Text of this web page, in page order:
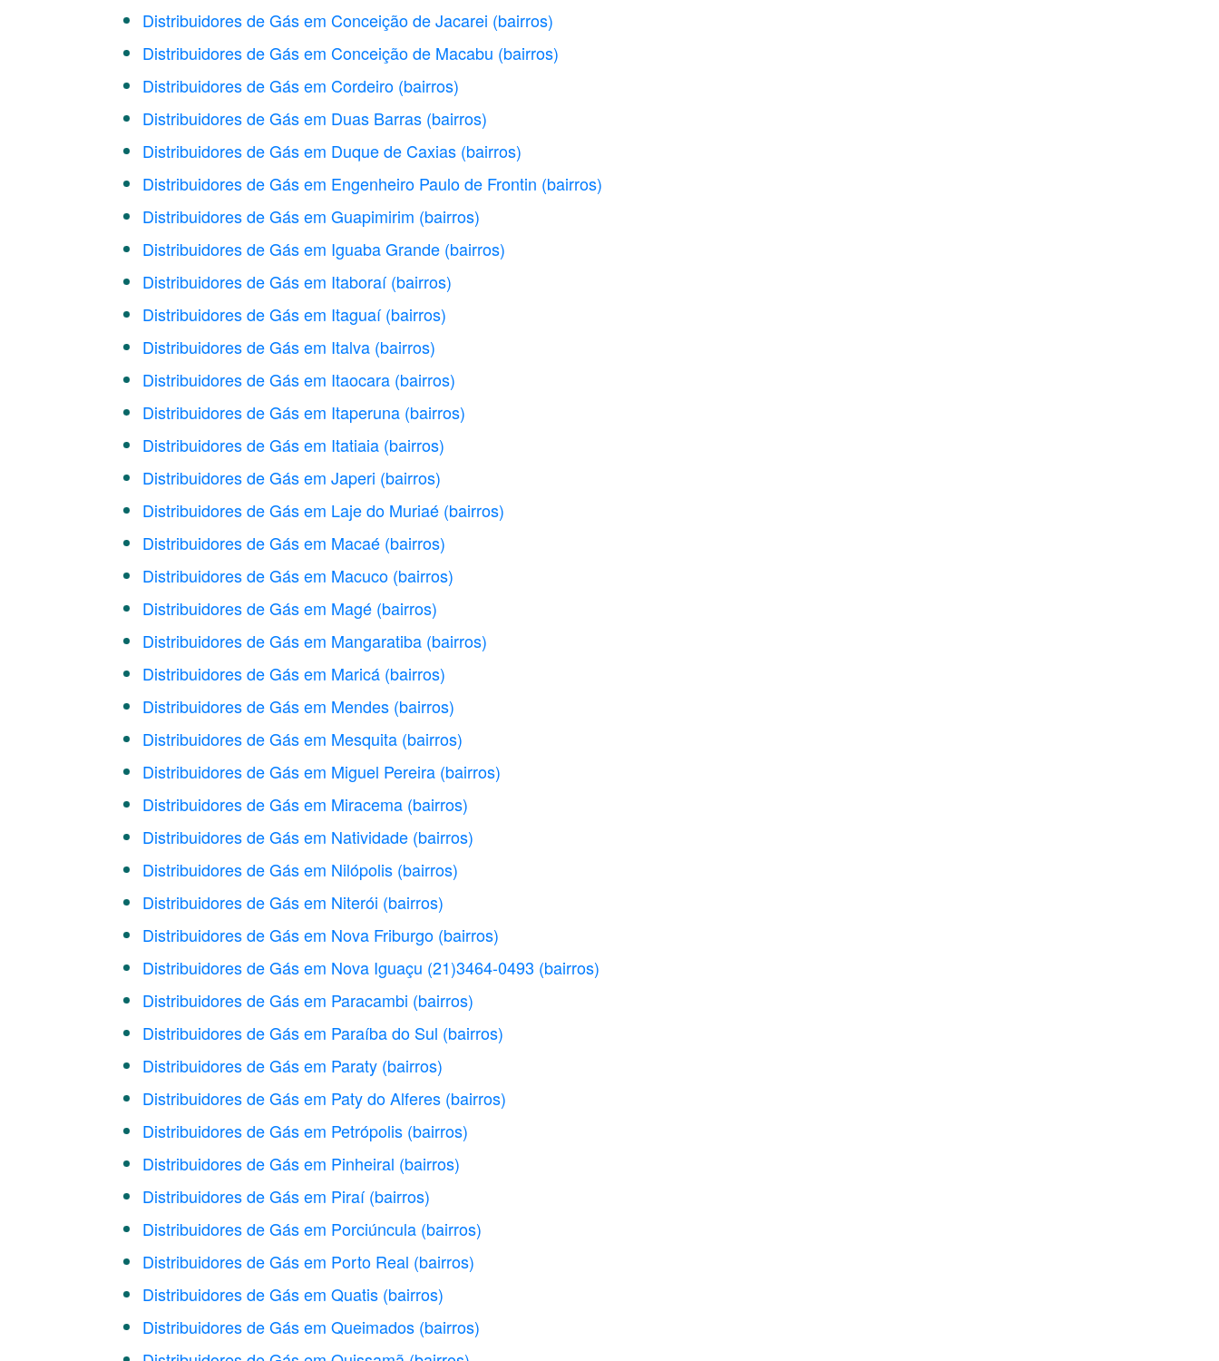
Distribuidores de Gás em Conceição de Jacarei (bairros)
Distribuidores de Gás em Conceição de Macabu (bairros)
Distribuidores de Gás em Cordeiro (bairros)
Distribuidores de Gás em Duas Barras (bairros)
Distribuidores de Gás em Duque de Caxias (bairros)
Distribuidores de Gás em Engenheiro Paulo de Frontin (bairros)
Distribuidores de Gás em Guapimirim (bairros)
Distribuidores de Gás em Iguaba Grande (bairros)
Distribuidores de Gás em Itaboraí (bairros)
Distribuidores de Gás em Itaguaí (bairros)
Distribuidores de Gás em Italva (bairros)
Distribuidores de Gás em Itaocara (bairros)
Distribuidores de Gás em Itaperuna (bairros)
Distribuidores de Gás em Itatiaia (bairros)
Distribuidores de Gás em Japeri (bairros)
Distribuidores de Gás em Laje do Muriaé (bairros)
Distribuidores de Gás em Macaé (bairros)
Distribuidores de Gás em Macuco (bairros)
Distribuidores de Gás em Magé (bairros)
Distribuidores de Gás em Mangaratiba (bairros)
Distribuidores de Gás em Maricá (bairros)
Distribuidores de Gás em Mendes (bairros)
Distribuidores de Gás em Mesquita (bairros)
Distribuidores de Gás em Miguel Pereira (bairros)
Distribuidores de Gás em Miracema (bairros)
Distribuidores de Gás em Natividade (bairros)
Distribuidores de Gás em Nilópolis (bairros)
Distribuidores de Gás em Niterói (bairros)
Distribuidores de Gás em Nova Friburgo (bairros)
Distribuidores de Gás em Nova Iguaçu (21)3464-0493 (bairros)
Distribuidores de Gás em Paracambi (bairros)
Distribuidores de Gás em Paraíba do Sul (bairros)
Distribuidores de Gás em Paraty (bairros)
Distribuidores de Gás em Paty do Alferes (bairros)
Distribuidores de Gás em Petrópolis (bairros)
Distribuidores de Gás em Pinheiral (bairros)
Distribuidores de Gás em Piraí (bairros)
Distribuidores de Gás em Porciúncula (bairros)
Distribuidores de Gás em Porto Real (bairros)
Distribuidores de Gás em Quatis (bairros)
Distribuidores de Gás em Queimados (bairros)